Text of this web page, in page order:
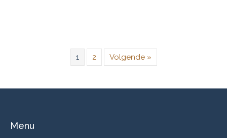
1 2 Volgende »
Menu